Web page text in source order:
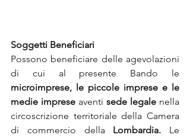
Soggetti Beneficiari
Possono beneficiare delle agevolazioni
microimprese, le piccole imprese e le
medie imprese aventi sede legale nella
circoscrizione territoriale della Camera
di commercio della Lombardia. Le